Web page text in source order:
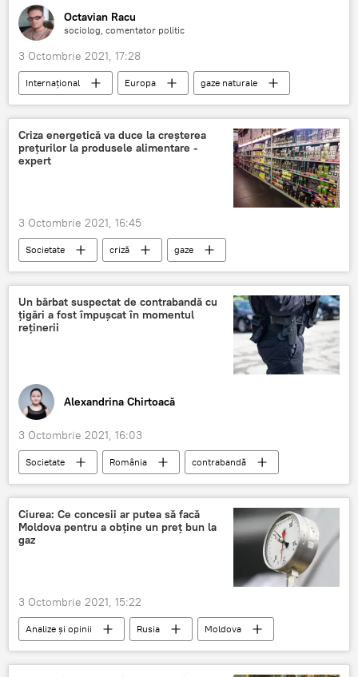
Octavian Racu
sociolog, comentator politic
3 Octombrie 2021, 17:28
Internațional Europa
gaze naturale
scumpiri
Criza energetică va duce la creșterea
prețurilor la produsele alimentare -
expert
3 Octombrie 2021, 16:45
Societate criză
gaze
produse alimetare
scumpiri
Un bărbat suspectat de contrabandă cu
țigări a fost împușcat în momentul
reținerii
Alexandrina Chirtoacă
3 Octombrie 2021, 16:03
Societate România
contrabandă
țigări
Poliția de Frontieră
Știri din Moldova
Ciurea: Ce concesii ar putea să facă
Moldova pentru a obține un preț bun la
gaz
3 Octombrie 2021, 15:22
Analize și opinii Rusia
Moldova
Contract
gaz Ucraina